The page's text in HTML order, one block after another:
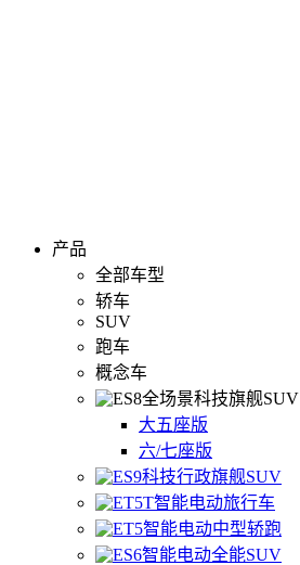
产品
全部车型
轿车
SUV
跑车
概念车
全场景科技旗舰SUV
大五座版
六/七座版
科技行政旗舰SUV
智能电动旅行车
智能电动中型轿跑
智能电动全能SUV